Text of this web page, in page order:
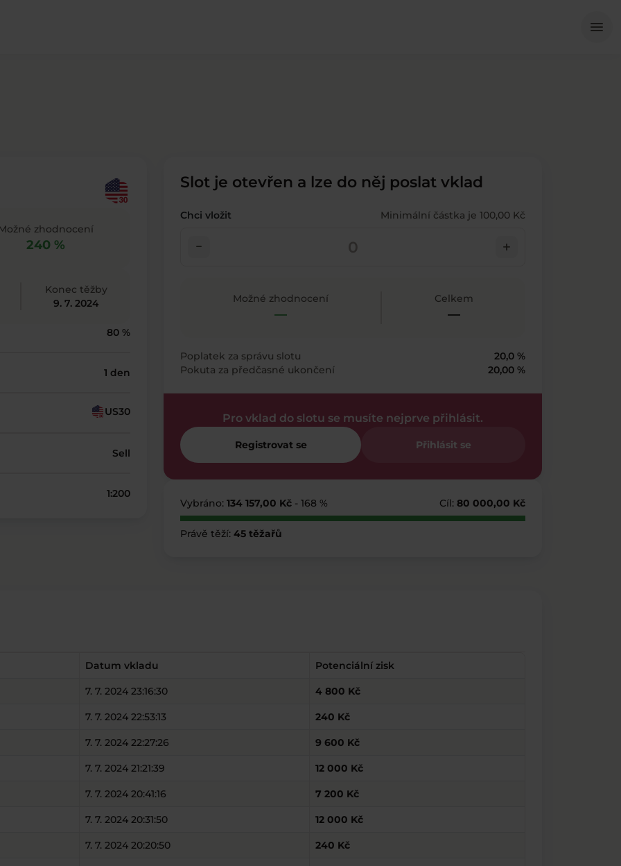
menu
Možné zhodnocení
240 %
Konec těžby
9. 7. 2024
80 %
1 den
US30
Sell
1:200
Slot je otevřen a lze do něj poslat vklad
Chci vložit Minimální částka je 100,00 Kč
check_indeterminate_small add
Možné zhodnocení
—
Celkem
—
Poplatek za správu slotu
20,0 %
Pokuta za předčasné ukončení
20,00 %
Pro vklad do slotu se musíte nejprve přihlásit.
Registrovat se Přihlásit se
Vybráno: 134 157,00 Kč - 168 % Cíl: 80 000,00 Kč
Právě těží: 45 těžařů
Datum vkladu Potenciální zisk
7. 7. 2024 23:16:30 4 800 Kč
7. 7. 2024 22:53:13 240 Kč
7. 7. 2024 22:27:26 9 600 Kč
7. 7. 2024 21:21:39 12 000 Kč
7. 7. 2024 20:41:16 7 200 Kč
7. 7. 2024 20:31:50 12 000 Kč
7. 7. 2024 20:20:50 240 Kč